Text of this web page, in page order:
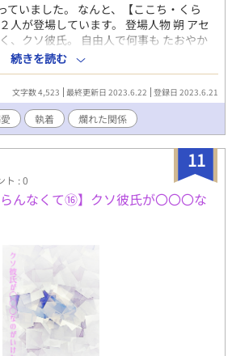
ていました。 なんと、【ここち・くら
人が登場しています。 登場人物 朔 アセ
、クソ彼氏。 自由人で何事も たおやか
のような青年。 久しぶりに央未と再会し
には、少しうとい。 とりあえず央未の
） アセンダント牡牛座 朔に逃げられたせ
じ曲がり 素直さを忘れてしまった。 でも
邪気になる。 しらずしらず、彼氏を 束縛
たりがいい好青年。 なんと今日で、連載
うございます！
続きを読む
文字数 4,523 最終更新日 2023.6.22 登録日 2023.6.21
執着 爛れた関係
11
ト : 0
らんなくて⑯】クソ彼氏が〇〇〇な